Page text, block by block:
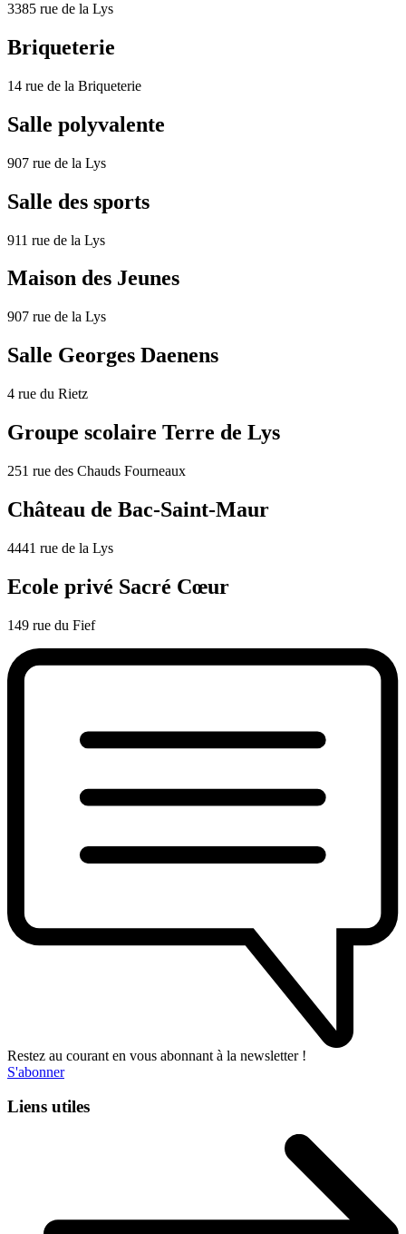
3385 rue de la Lys
Briqueterie
14 rue de la Briqueterie
Salle polyvalente
907 rue de la Lys
Salle des sports
911 rue de la Lys
Maison des Jeunes
907 rue de la Lys
Salle Georges Daenens
4 rue du Rietz
Groupe scolaire Terre de Lys
251 rue des Chauds Fourneaux
Château de Bac-Saint-Maur
4441 rue de la Lys
Ecole privé Sacré Cœur
149 rue du Fief
Restez au courant en vous abonnant à la newsletter !
S'abonner
Liens utiles